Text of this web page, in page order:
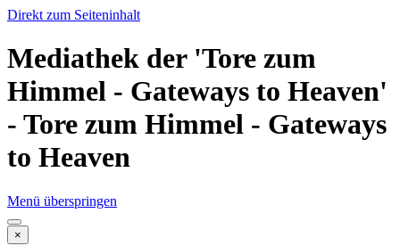
Direkt zum Seiteninhalt
Mediathek der 'Tore zum
Himmel - Gateways to Heaven'
- Tore zum Himmel - Gateways
to Heaven
Menü überspringen
×